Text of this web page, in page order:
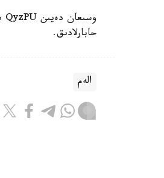
حابارلادىق.
الەم